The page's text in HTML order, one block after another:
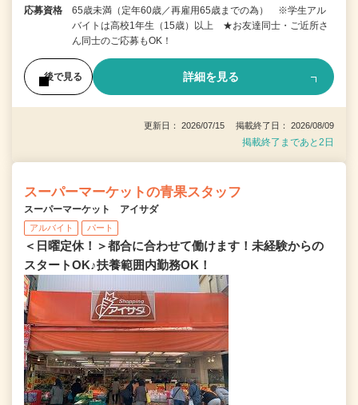
応募資格
65歳未満（定年60歳／再雇用65歳までの為） ※学生アル
バイトは高校1年生（15歳）以上 ★お友達同士・ご近所さ
ん同士のご応募もOK！
後で見る 詳細を見る
更新日： 2026/07/15 掲載終了日： 2026/08/09
掲載終了まであと2日
スーパーマーケットの青果スタッフ
スーパーマーケット アイサダ
アルバイト パート
＜日曜定休！＞都合に合わせて働けます！未経験からの
スタートOK♪扶養範囲内勤務OK！